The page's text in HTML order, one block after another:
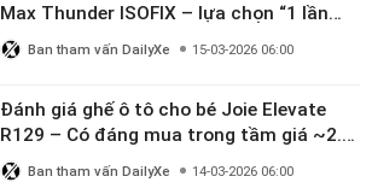
Max Thunder ISOFIX – lựa chọn “1 lần
dùng đến 12 năm” có đáng giá gần 9
triệu?
Ban tham vấn DailyXe 15-03-2026 06:00
Đánh giá ghế ô tô cho bé Joie Elevate
R129 – Có đáng mua trong tầm giá ~2.8
triệu?
Ban tham vấn DailyXe 14-03-2026 06:00